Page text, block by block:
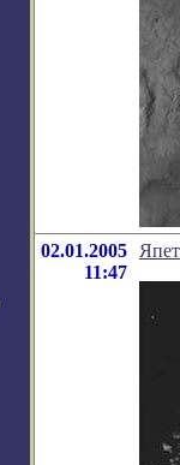
02.01.2005
11:47